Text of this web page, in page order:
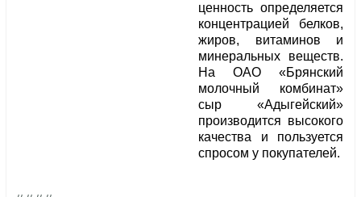
ценность определяется
концентрацией белков,
жиров, витаминов и
минеральных веществ.
На ОАО «Брянский
молочный комбинат»
сыр «Адыгейский»
производится высокого
качества и пользуется
спросом у покупателей.